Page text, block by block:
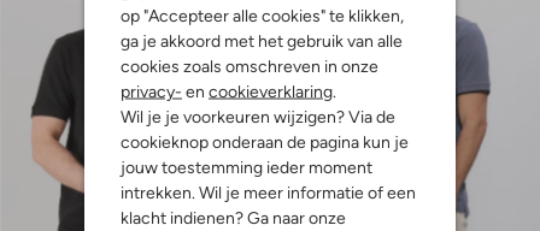
op "Accepteer alle cookies" te klikken,
ga je akkoord met het gebruik van alle
cookies zoals omschreven in onze
privacy- en cookieverklaring
Wil je je voorkeuren wijzigen? Via de
cookieknop onderaan de pagina kun je
jouw toestemming ieder moment
intrekken. Wil je meer informatie of een
klacht indienen? Ga naar onze